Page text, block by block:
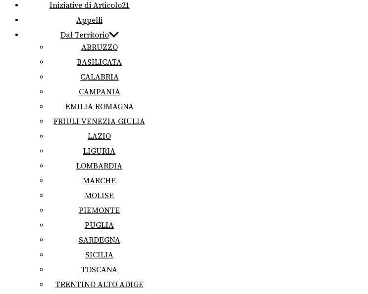
Iniziative di Articolo21
Appelli
Dal Territorio
ABRUZZO
BASILICATA
CALABRIA
CAMPANIA
EMILIA ROMAGNA
FRIULI VENEZIA GIULIA
LAZIO
LIGURIA
LOMBARDIA
MARCHE
MOLISE
PIEMONTE
PUGLIA
SARDEGNA
SICILIA
TOSCANA
TRENTINO ALTO ADIGE